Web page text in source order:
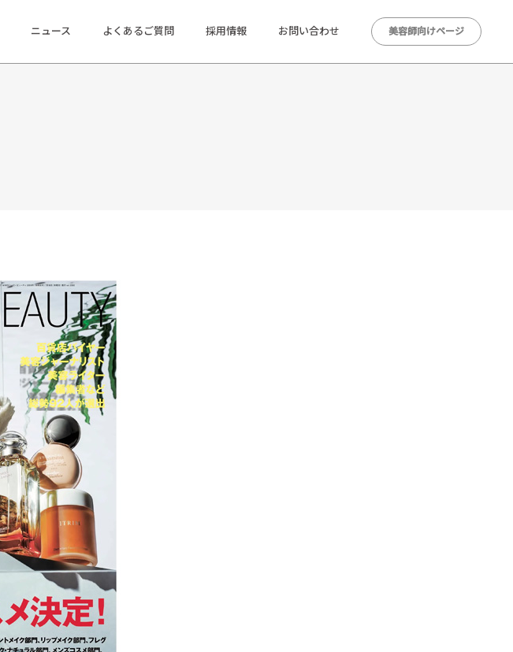
ニュース よくあるご質問 採用情報 お問い合わせ 美容師向けページ